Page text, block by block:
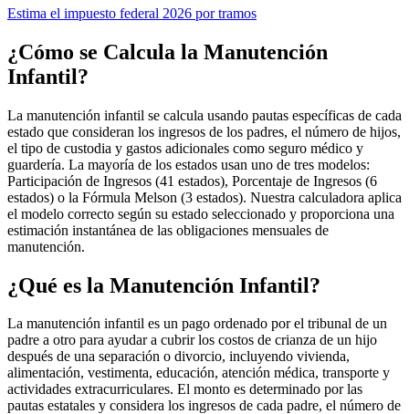
Estima el impuesto federal 2026 por tramos
¿Cómo se Calcula la Manutención
Infantil?
La manutención infantil se calcula usando pautas específicas de cada
estado que consideran los ingresos de los padres, el número de hijos,
el tipo de custodia y gastos adicionales como seguro médico y
guardería. La mayoría de los estados usan uno de tres modelos:
Participación de Ingresos (41 estados), Porcentaje de Ingresos (6
estados) o la Fórmula Melson (3 estados). Nuestra calculadora aplica
el modelo correcto según su estado seleccionado y proporciona una
estimación instantánea de las obligaciones mensuales de
manutención.
¿Qué es la Manutención Infantil?
La manutención infantil es un pago ordenado por el tribunal de un
padre a otro para ayudar a cubrir los costos de crianza de un hijo
después de una separación o divorcio, incluyendo vivienda,
alimentación, vestimenta, educación, atención médica, transporte y
actividades extracurriculares. El monto es determinado por las
pautas estatales y considera los ingresos de cada padre, el número de